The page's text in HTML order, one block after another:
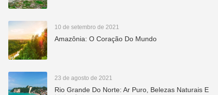
10 de setembro de 2021
Amazônia: O Coração Do Mundo
23 de agosto de 2021
Rio Grande Do Norte: Ar Puro, Belezas Naturais E